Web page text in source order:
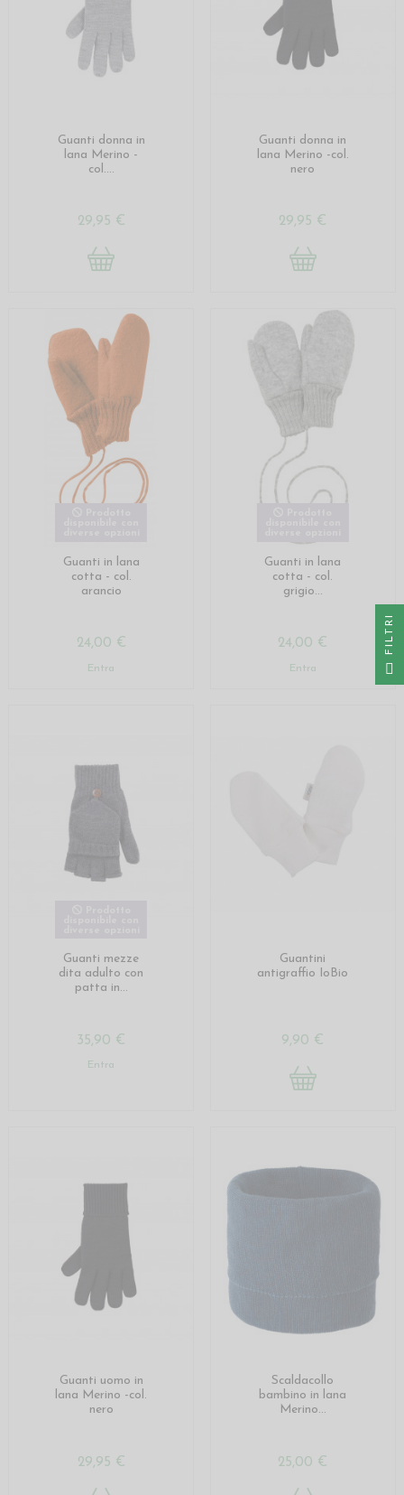
Guanti donna in
lana Merino -
col....
29,95 €
Guanti donna in
lana Merino -col.
nero
29,95 €
Guanti in lana
cotta - col.
arancio
24,00 €
Entra
Guanti in lana
cotta - col.
grigio...
24,00 €
Entra
Guanti mezze
dita adulto con
patta in...
35,90 €
Entra
Guantini
antigraffio IoBio
9,90 €
Guanti uomo in
lana Merino -col.
nero
29,95 €
Scaldacollo
bambino in lana
Merino...
25,00 €
I